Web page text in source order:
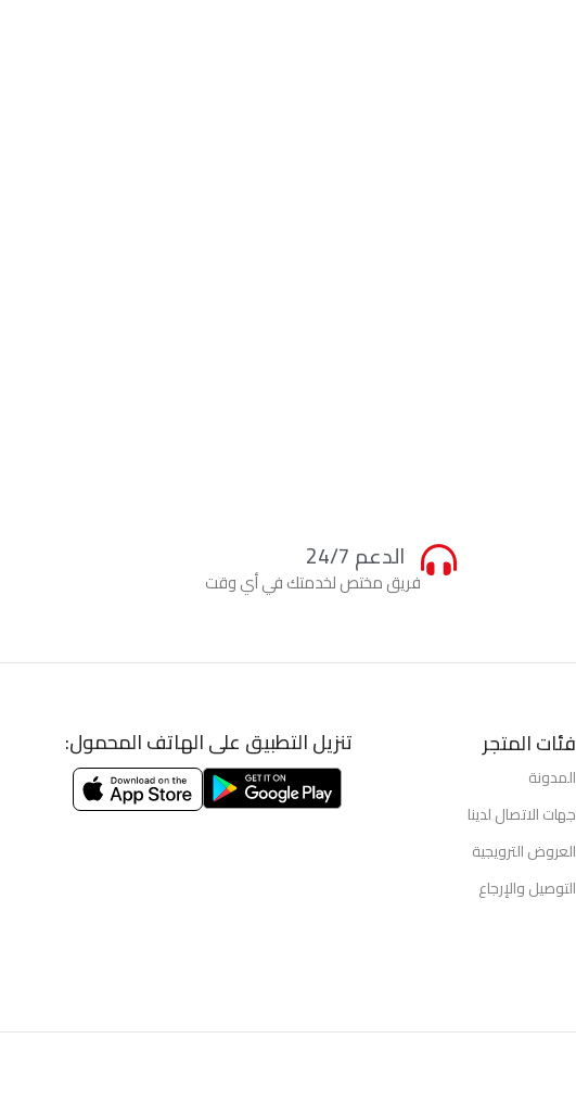
الدعم 24/7
فريق مختص لخدمتك في أي وقت
فئات المتجر
المدونة
جهات الاتصال لدينا
العروض الترويجية
التوصيل والإرجاع
تنزيل التطبيق على الهاتف المحمول: